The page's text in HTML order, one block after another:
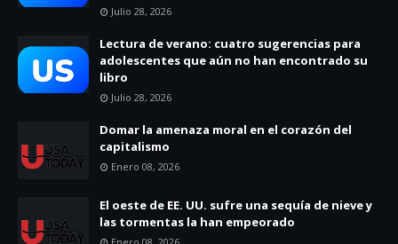
Julio 28, 2026
Lectura de verano: cuatro sugerencias para
adolescentes que aún no han encontrado su
libro
Julio 28, 2026
Domar la amenaza moral en el corazón del
capitalismo
Enero 08, 2026
El oeste de EE. UU. sufre una sequía de nieve y
las tormentas la han empeorado
Enero 08, 2026